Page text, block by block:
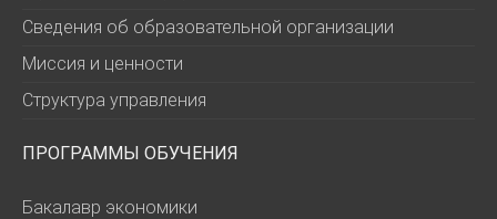
Сведения об образовательной организации
Миссия и ценности
Структура управления
ПРОГРАММЫ ОБУЧЕНИЯ
Бакалавр экономики